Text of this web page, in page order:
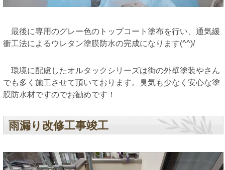
最後に専用のグレー色のトップコート塗布を行い、通気緩
衝工法によるウレタン塗膜防水の完成になります(^^)/
環境に配慮したオルタックシリーズは街の外壁塗装やさん
でも多く施工させて頂いております。臭気も少なく安心な塗
膜防水材ですのでお勧めです！
雨漏り改修工事竣工